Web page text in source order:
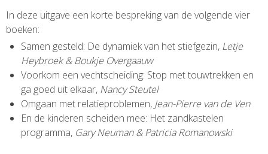
In deze uitgave een korte bespreking van de volgende vier
boeken:
Samen gesteld: De dynamiek van het stiefgezin, Letje
Heybroek & Boukje Overgaauw
Voorkom een vechtscheiding: Stop met touwtrekken en
ga goed uit elkaar, Nancy Steutel
Omgaan met relatieproblemen, Jean-Pierre van de Ven
En de kinderen scheiden mee: Het zandkastelen
programma, Gary Neuman & Patricia Romanowski